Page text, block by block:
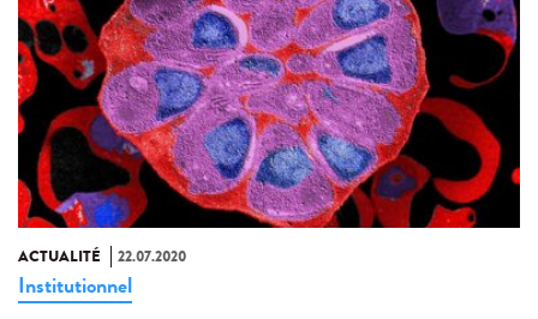
ACTUALITÉ 22.07.2020
Institutionnel